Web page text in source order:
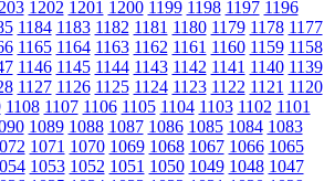
1202 1201 1200 1199 1198 1197 1196
1184 1183 1182 1181 1180 1179 1178 1177
1165 1164 1163 1162 1161 1160 1159 1158
1146 1145 1144 1143 1142 1141 1140 1139
1127 1126 1125 1124 1123 1122 1121 1120
1108 1107 1106 1105 1104 1103 1102 1101
1089 1088 1087 1086 1085 1084 1083
1071 1070 1069 1068 1067 1066 1065
1053 1052 1051 1050 1049 1048 1047